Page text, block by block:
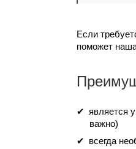
Если
поможет
является
важно)
всегда